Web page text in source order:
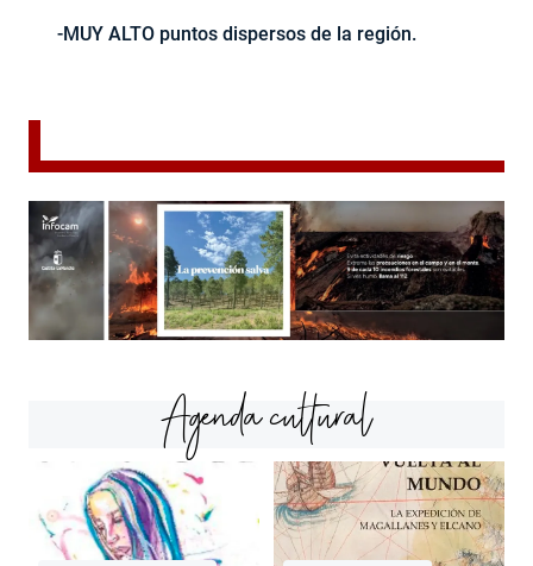
-MUY ALTO puntos dispersos de la región.
Agenda cultural